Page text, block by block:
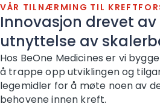
VÅR TILNÆRMING TIL
Innovasjon drevet
utnyttelse av
Hos BeOne Medicines er vi
å trappe opp utviklingen og
legemidler for å møte noen av
behovene innen kreft.